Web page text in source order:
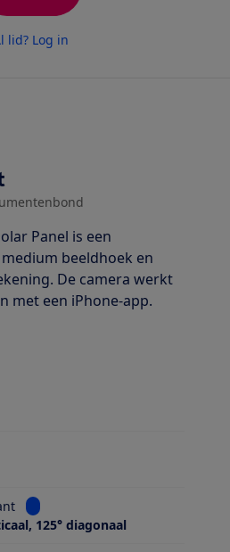
lid? Log in
Panel is een
beeldhoek en
De camera werkt
met een iPhone-app.
Bekijk informatie voor Beeldhoek
125° diagonaal